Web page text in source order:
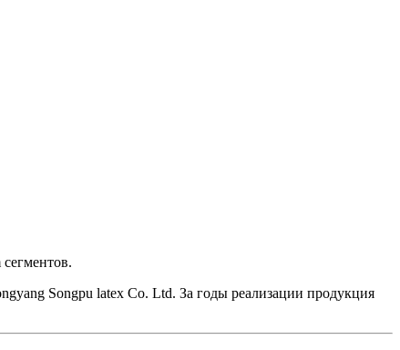
Songpu latex Co. Ltd. За годы реализации продукция